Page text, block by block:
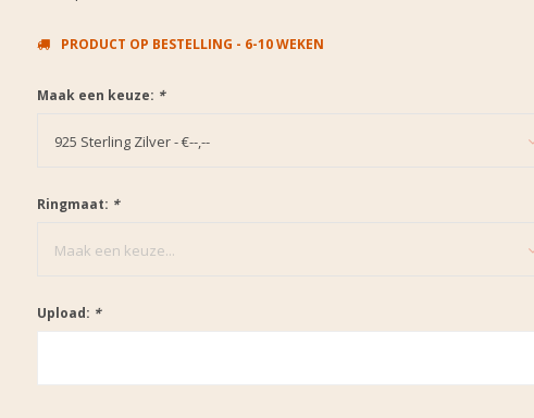
PRODUCT OP BESTELLING - 6-10 WEKEN
Maak een keuze: *
925 Sterling Zilver - €--,--
Ringmaat: *
Maak een keuze...
Upload: *